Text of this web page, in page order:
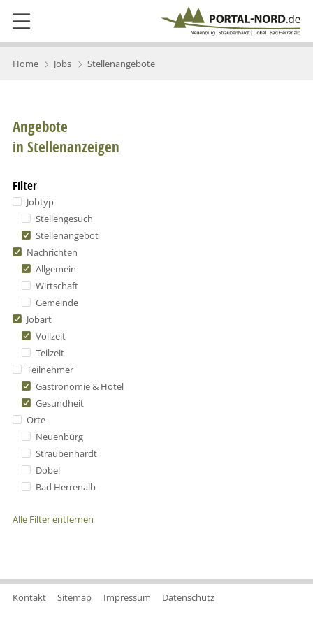
Home Jobs Stellenangebote
Angebote
in Stellenanzeigen
Filter
Jobtyp
Stellengesuch
Stellenangebot
Nachrichten
Allgemein
Wirtschaft
Gemeinde
Jobart
Vollzeit
Teilzeit
Teilnehmer
Gastronomie & Hotel
Gesundheit
Orte
Neuenbürg
Straubenhardt
Dobel
Bad Herrenalb
Alle Filter entfernen
Kontakt Sitemap Impressum Datenschutz